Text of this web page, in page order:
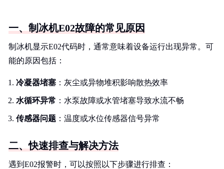
一、制冰机E02故障的常见原因
制冰机显示E02代码时，通常意味着设备运行出现异常。可
能的原因包括：
冷凝器堵塞 ：灰尘或异物堆积影响散热效率
水循环异常 ：水泵故障或水管堵塞导致水流不畅
传感器问题 ：温度或水位传感器信号异常
二、快速排查与解决方法
遇到E02报警时，可以按照以下步骤进行排查：